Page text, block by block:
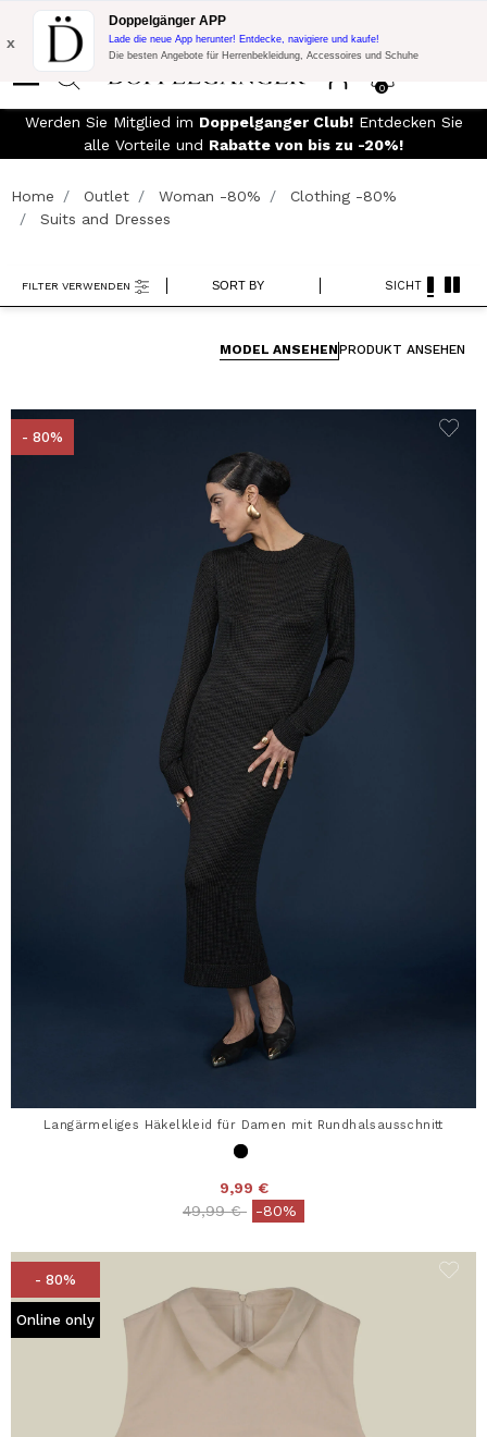
Blitzangebot:
10% Extra-Rabatt auf 300€ Einkauf mit Code:
DOPPEL300
0
x
Doppelgänger APP
Lade die neue App herunter! Entdecke, navigiere und kaufe!
Die besten Angebote für Herrenbekleidung, Accessoires und Schuhe
Werden Sie Mitglied im Doppelganger Club!Entdecken Sie
alle Vorteile und Rabatte von bis zu -20%!
Home Outlet Woman -80%
Clothing -80%
Suits and Dresses
SORT BY
FILTER VERWENDEN SICHT
MODEL ANSEHENPRODUKT ANSEHEN
- 80%
Langärmeliges Häkelkleid für Damen mit Rundhalsausschnitt
9,99 €
Price reduced from
49,99 €to-80%
- 80%
Online only